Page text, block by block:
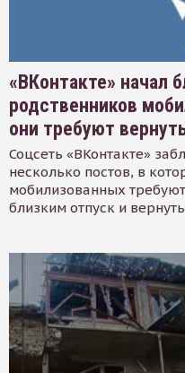
«ВКонтакте» начал
родственников
они требуют
Соцсеть «ВКонтакте»
несколько постов, в
мобилизованных
близким отпуск и